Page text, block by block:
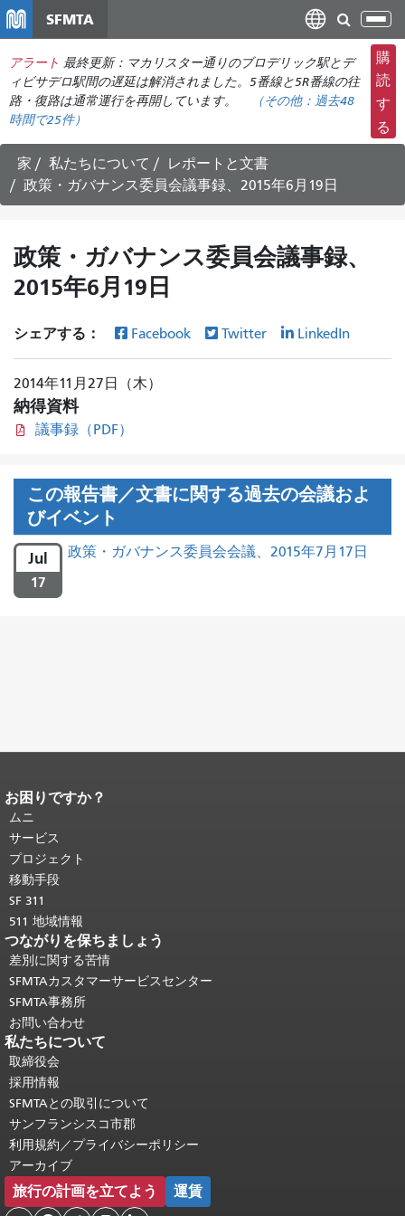
ン
コ
ン
ン
ツ
に
移
SFMTA
ナ
ビ
ゲ
ー
シ
ョ
切
アラート 最終更新：マカリスター通りのブロデリック駅とデ
ィビサデロ駅間の遅延は解消されました。5番線と5R番線の往
路・復路は通常運行を再開しています。
（その他： 過去48
時間で25件）
購
読
す
る
家 私たちについて
レポートと文書
政策・ガバナンス委員会議事録、2015年6月19日
政策・ガバナンス委員会議事録、
2015年6月19日
シェアする： Facebook Twitter LinkedIn
2014年11月27日（木）
納得資料
議事録（PDF）
この報告書／文書に関する過去の会議およ
びイベント
Jul
17
政策・ガバナンス委員会会議、2015年7月17日
ページコンテンツの終わり。
ジの残りの部分はすべてのページで繰
り返されます。
頭に戻る。
お困りですか？
ムニ
サービス
プロジェクト
移動手段
SF 311
511 地域情報
つながりを保ちましょう
差別に関する苦情
SFMTAカスタマーサービスセンター
SFMTA事務所
お問い合わせ
私たちについて
取締役会
採用情報
SFMTAとの取引について
サンフランシスコ市郡
利用規約／プライバシーポリシー
アーカイブ
旅行の計画を立てよう 運賃